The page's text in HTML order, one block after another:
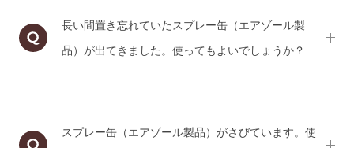
長い間置き忘れていたスプレー缶（エアゾール製
品）が出てきました。使ってもよいでしょうか？
スプレー缶（エアゾール製品）がさびています。使